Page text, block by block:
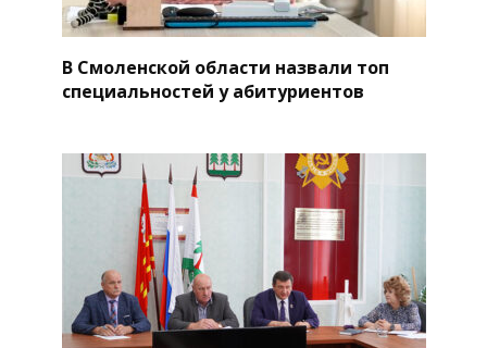
В Смоленской области назвали топ
специальностей у абитуриентов